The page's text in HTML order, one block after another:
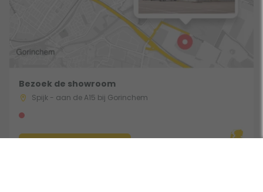
Bezoek de showroom
Spijk - aan de A15 bij Gorinchem